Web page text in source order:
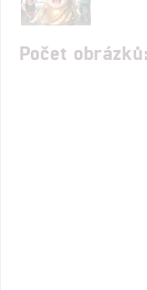
Počet